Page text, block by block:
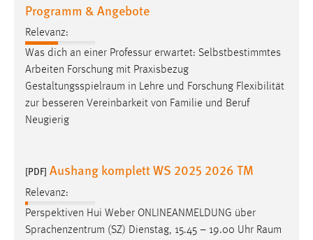
Programm & Angebote
Relevanz:
Was dich an einer Professur erwartet: Selbstbestimmtes
Arbeiten Forschung mit Praxisbezug
Gestaltungsspielraum in Lehre und Forschung Flexibilität
zur besseren Vereinbarkeit von Familie und Beruf
Neugierig
[PDF] Aushang komplett WS 2025 2026 TM
Relevanz:
Perspektiven Hui Weber ONLINEANMELDUNG über
Sprachenzentrum (SZ) Dienstag, 15.45 – 19.00 Uhr Raum
Cookie Laufzeit:
Chat
Name:
MibewSessionID, MIBEW_UserID, mibew_locale, mibew-
chat-frame-style-5e9dbeb1811c0446
Wird benötigt um die Chatfunktion nutzen zu können.
Cookie Laufzeit:
MibewSessionID, mibew-chat-frame-style-
Jahre, MIBEW_UserID = 1 Jahr